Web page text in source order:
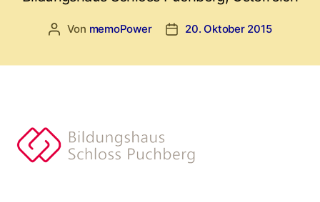
Beitragsautor
Von memoPower Beitragsdatum
20. Oktober 2015